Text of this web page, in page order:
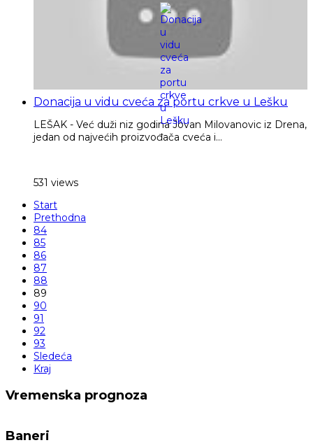
Donacija u vidu cveća za portu crkve u Lešku
LEŠAK - Već duži niz godina Jovan Milovanovic iz Drena,
jedan od najvećih proizvođača cveća i...
531 views
Start
Prethodna
84
85
86
87
88
89
90
91
92
93
Sledeća
Kraj
Vremenska prognoza
Baneri